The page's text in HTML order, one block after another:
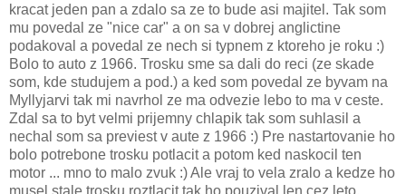
kracat jeden pan a zdalo sa ze to bude asi majitel. Tak som
mu povedal ze "nice car" a on sa v dobrej anglictine
podakoval a povedal ze nech si typnem z ktoreho je roku :)
Bolo to auto z 1966. Trosku sme sa dali do reci (ze skade
som, kde studujem a pod.) a ked som povedal ze byvam na
Myllyjarvi tak mi navrhol ze ma odvezie lebo to ma v ceste.
Zdal sa to byt velmi prijemny chlapik tak som suhlasil a
nechal som sa previest v aute z 1966 :) Pre nastartovanie ho
bolo potrebone trosku potlacit a potom ked naskocil ten
motor ... mno to malo zvuk :) Ale vraj to vela zralo a kedze ho
musel stale trosku roztlacit tak ho pouzival len cez leto.